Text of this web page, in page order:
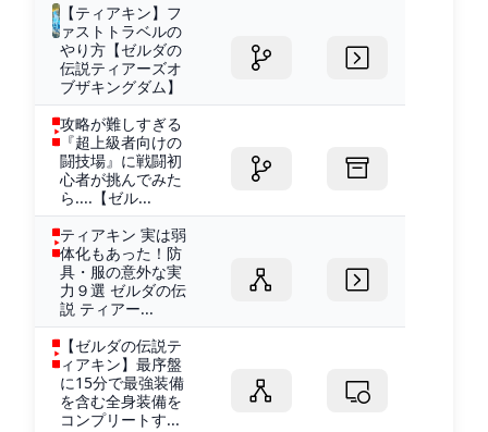
【ティアキン】フ
ァストトラベルの
やり方【ゼルダの
伝説ティアーズオ
ブザキングダム】
攻略が難しすぎる
『超上級者向けの
闘技場』に戦闘初
心者が挑んでみた
ら....【ゼル...
ティアキン 実は弱
体化もあった！防
具・服の意外な実
力９選 ゼルダの伝
説 ティアー...
【ゼルダの伝説テ
ィアキン】最序盤
に15分で最強装備
を含む全身装備を
コンプリートす...